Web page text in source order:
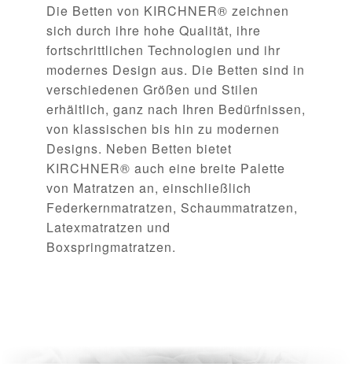
Die Betten von KIRCHNER® zeichnen
sich durch ihre hohe Qualität, ihre
fortschrittlichen Technologien und ihr
modernes Design aus. Die Betten sind in
verschiedenen Größen und Stilen
erhältlich, ganz nach Ihren Bedürfnissen,
von klassischen bis hin zu modernen
Designs. Neben Betten bietet
KIRCHNER® auch eine breite Palette
von Matratzen an, einschließlich
Federkernmatratzen, Schaummatratzen,
Latexmatratzen und
Boxspringmatratzen.